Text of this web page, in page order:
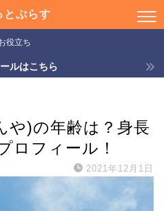
とぷらす
役立ち
ルはこちら
や)の年齢は？身長
ロフィール！
2021年12月1日